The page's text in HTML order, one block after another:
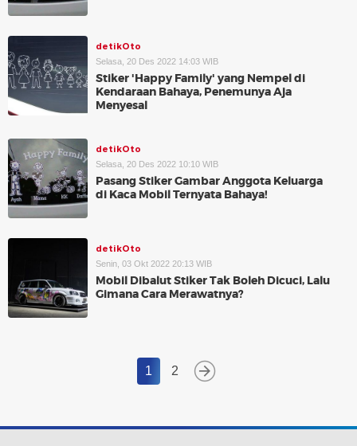
detikOto
Selasa, 20 Des 2022 14:03 WIB
Stiker 'Happy Family' yang Nempel di
Kendaraan Bahaya, Penemunya Aja
Menyesal
detikOto
Selasa, 20 Des 2022 10:10 WIB
Pasang Stiker Gambar Anggota Keluarga
di Kaca Mobil Ternyata Bahaya!
detikOto
Senin, 03 Okt 2022 20:13 WIB
Mobil Dibalut Stiker Tak Boleh Dicuci, Lalu
Gimana Cara Merawatnya?
1 2